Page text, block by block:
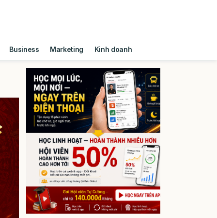
Business Marketing Kinh doanh